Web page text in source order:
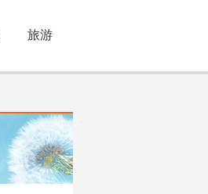
旅游